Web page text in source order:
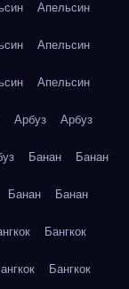
Апельсин
Апельсин
Апельсин
Арбуз Арбуз
Банан Банан
Банан Банан
Бангкок
Бангкок